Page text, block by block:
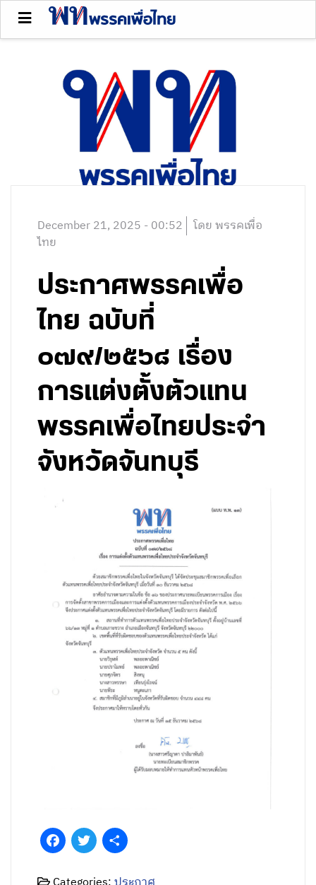
December 21, 2025 - 00:52 โดย พรรคเพื่อ
ไทย
ประกาศพรรคเพื่อ
ไทย ฉบับที่
๐๗๙/๒๕๖๘ เรื่อง
การแต่งตั้งตัวแทน
พรรคเพื่อไทยประจำ
จังหวัดจันทบุรี
FacebookTwitter